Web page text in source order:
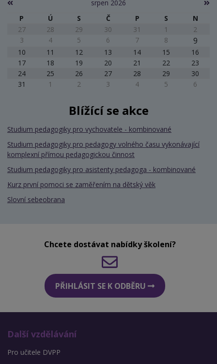
srpen 2026
P
Ú S Č P S
N
27
28 29 30 31 1
2
3
4 5 6 7 8 9
10 11 12 13 14 15
16
17
18 19 20 21 22
23
24
25 26 27 28 29
30
31
1 2 3 4 5 6
Blížící se akce
Studium pedagogiky pro vychovatele - kombinované
Studium pedagogiky pro pedagogy volného času vykonávající
komplexní přímou pedagogickou činnost
Studium pedagogiky pro asistenty pedagoga - kombinované
Kurz první pomoci se zaměřením na dětský věk
Slovní sebeobrana
Chcete dostávat nabídky školení?
PŘIHLÁSIT SE K ODBĚRU
Další vzdělávání
Pro učitele DVPP